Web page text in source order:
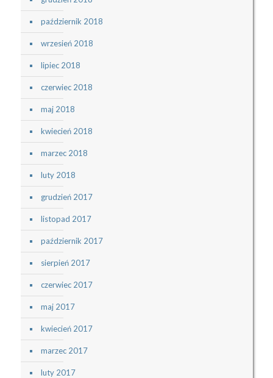
październik 2018
wrzesień 2018
lipiec 2018
czerwiec 2018
maj 2018
kwiecień 2018
marzec 2018
luty 2018
grudzień 2017
listopad 2017
październik 2017
sierpień 2017
czerwiec 2017
maj 2017
kwiecień 2017
marzec 2017
luty 2017